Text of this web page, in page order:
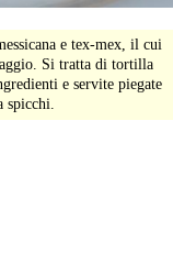
e tex-mex, il cui
Si tratta di tortilla
e servite piegate
spicchi.